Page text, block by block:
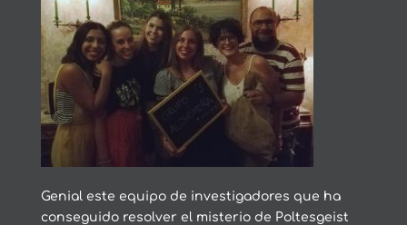
Genial este equipo de investigadores que ha
conseguido resolver el misterio de Poltesgeist